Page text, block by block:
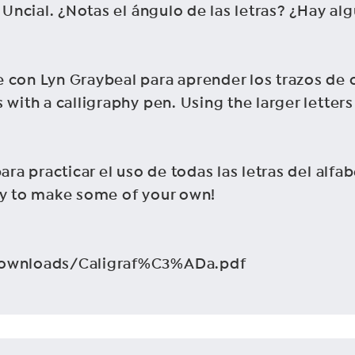
¿Notas el ángulo de las letras? ¿Hay
con Lyn Graybeal para aprender los trazos de
with a calligraphy pen. Using the larger
practicar el uso de todas las letras del
to make some of your own!
Caligraf%C3%ADa.pdf